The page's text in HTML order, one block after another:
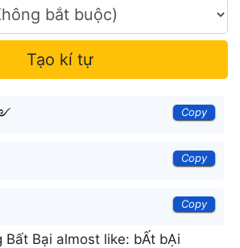
Tạo kí tự
Copy
Copy
Copy
Bất Bại almost like: bẤt bẠi